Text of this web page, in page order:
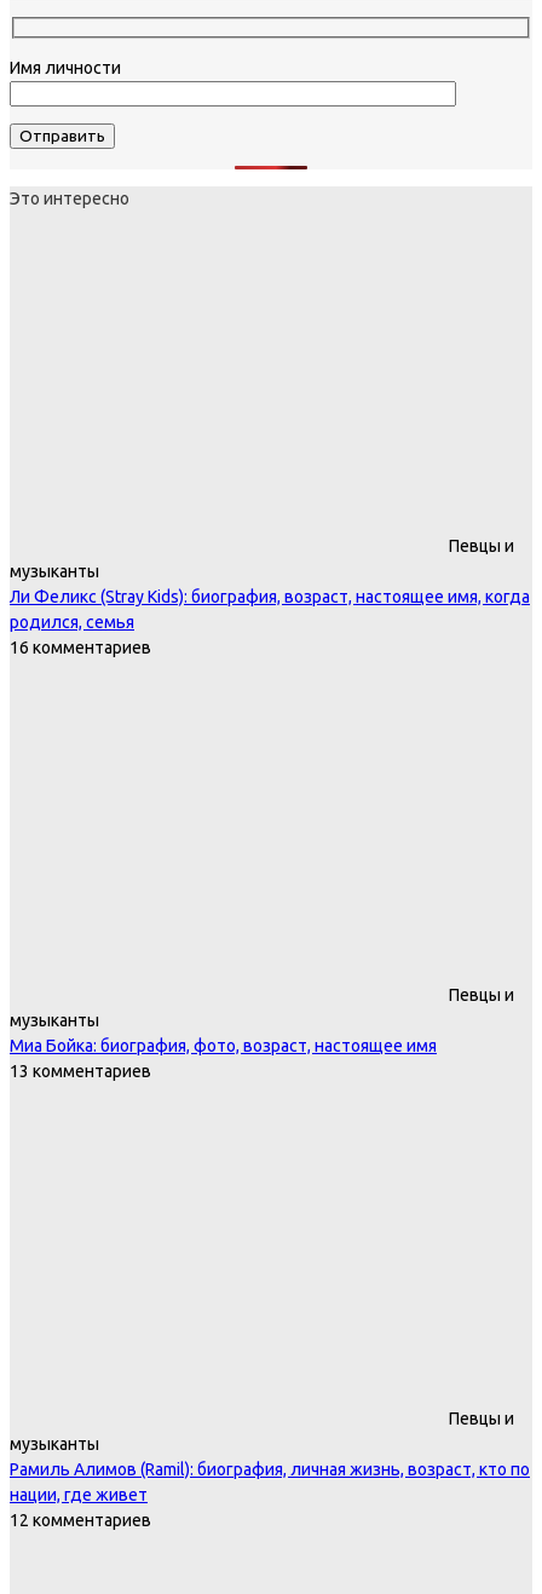
Имя личности
Это интересно
Певцы и
музыканты
Ли Феликс (Stray Kids): биография, возраст, настоящее имя, когда
родился, семья
16 комментариев
Певцы и
музыканты
Миа Бойка: биография, фото, возраст, настоящее имя
13 комментариев
Певцы и
музыканты
Рамиль Алимов (Ramil): биография, личная жизнь, возраст, кто по
нации, где живет
12 комментариев